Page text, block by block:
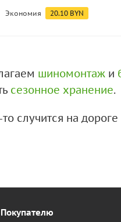
Экономия 20.10 BYN
шиномонтаж и
сезонное хранение.
случится на
Покупателю